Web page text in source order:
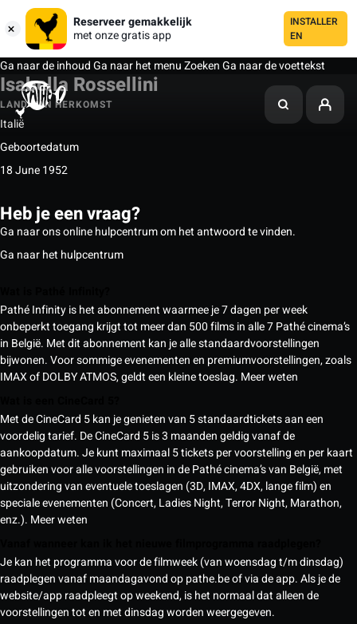
Reserveer gemakkelijk
met onze gratis app
INSTALLER
EN
Ga naar de inhoudGa naar het menuZoekenGa naar de voettekst
Isabella Rossellini
LAND VAN HERKOMST
Italië
Geboortedatum
18 June 1952
Heb je een vraag?
Ga naar ons online hulpcentrum om het antwoord te vinden.
Ga naar het hulpcentrum
Pathé Infinity is het abonnement waarmee je 7 dagen per week
onbeperkt toegang krijgt tot meer dan 500 films in alle 7 Pathé cinema’s
in België. Met dit abonnement kan je alle standaardvoorstellingen
bijwonen. Voor sommige evenementen en premiumvoorstellingen, zoals
IMAX of DOLBY ATMOS, geldt een kleine toeslag. Meer weten
Met de CineCard 5 kan je genieten van 5 standaardtickets aan een
voordelig tarief. De CineCard 5 is 3 maanden geldig vanaf de
aankoopdatum. Je kunt maximaal 5 tickets per voorstelling en per kaart
gebruiken voor alle voorstellingen in de Pathé cinema’s van België, met
uitzondering van eventuele toeslagen (3D, IMAX, 4DX, lange film) en
speciale evenementen (Concert, Ladies Night, Terror Night, Marathon,
enz.). Meer weten
Je kan het programma voor de filmweek (van woensdag t/m dinsdag)
raadplegen vanaf maandagavond op pathe.be of via de app. Als je de
website/app raadpleegt op weekend, is het normaal dat alleen de
voorstellingen tot en met dinsdag worden weergegeven.